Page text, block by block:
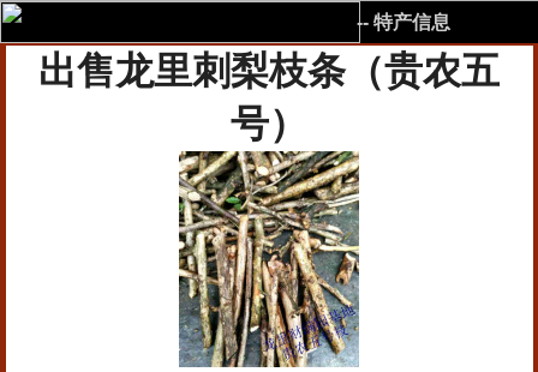
-- 特产信息
出售龙里刺梨枝条（贵农五
号）